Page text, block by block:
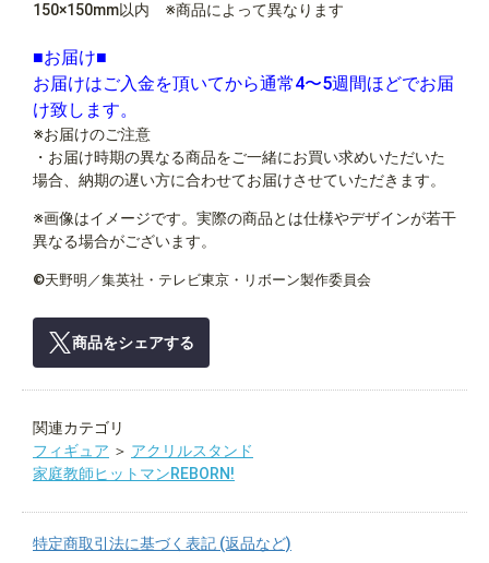
150×150mm以内 ※商品によって異なります
■お届け■
お届けはご入金を頂いてから通常4〜5週間ほどでお届
け致します。
※お届けのご注意
・お届け時期の異なる商品をご一緒にお買い求めいただいた
場合、納期の遅い方に合わせてお届けさせていただきます。
※画像はイメージです。実際の商品とは仕様やデザインが若干
異なる場合がございます。
©天野明／集英社・テレビ東京・リボーン製作委員会
商品をシェアする
関連カテゴリ
フィギュア ＞ アクリルスタンド
家庭教師ヒットマンREBORN!
特定商取引法に基づく表記 (返品など)